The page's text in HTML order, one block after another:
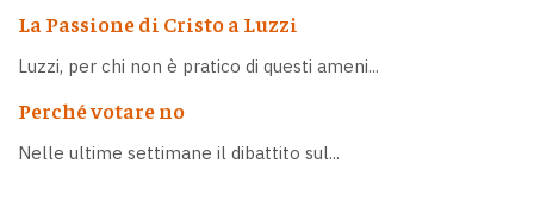
La Passione di Cristo a Luzzi
Luzzi, per chi non è pratico di questi ameni...
Perché votare no
Nelle ultime settimane il dibattito sul...